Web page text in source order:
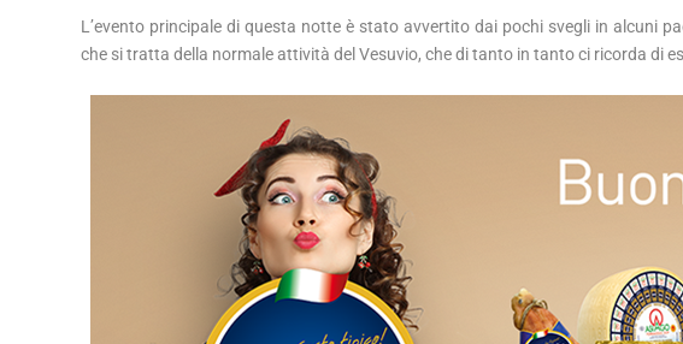
L’evento principale di questa notte è stato avvertito dai pochi svegli in alcuni
che si tratta della normale attività del Vesuvio, che di tanto in tanto ci ricorda di